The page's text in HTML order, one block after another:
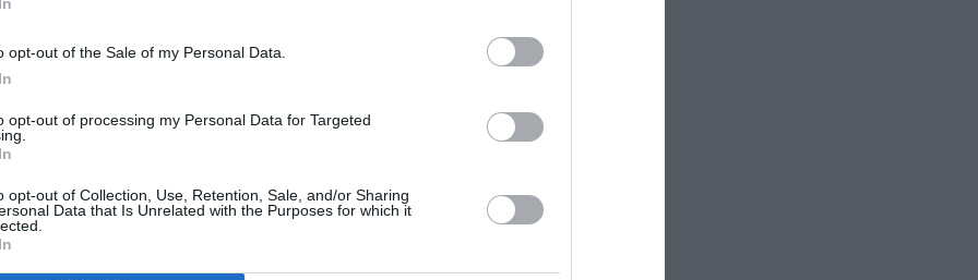
opt-out of the Sale of my Personal Data.
opt-out of processing my Personal Data for Targeted
opt-out of Collection, Use, Retention, Sale, and/or Sharing
Data that Is Unrelated with the Purposes for which it
αναζητήσεις, προτείνει μια ελεύθερη διασκευή του έργου του
υπηρετήσει κυρίως τον ποιητή και λιγότερο τον δραματουργό. Μας
θα θυσιάζαμε για τη δημόσια ευτυχία.
του Δημοτικού Θεάτρου Πειραιά (16-17/05/26)
Nancy, και ακολουθώντας τη ροή της εξομολόγησης του Γάλλου
για την πιο προσωπική, την πιο ανθρώπινη ανταλλαγή: την